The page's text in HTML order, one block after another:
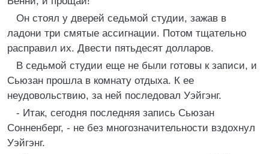
Он стоял у дверей седьмой студии, зажав в
ладони три смятые ассигнации. Потом тщательно
расправил их. Двести пятьдесят долларов.
В седьмой студии еще не были готовы к записи, и
Сьюзан прошла в комнату отдыха. К ее
неудовольствию, за ней последовал Уэйгэнг.
- Итак, сегодня последняя запись Сьюзан
Сонненберг, - не без многозначительности вздохнул
Уэйгэнг.